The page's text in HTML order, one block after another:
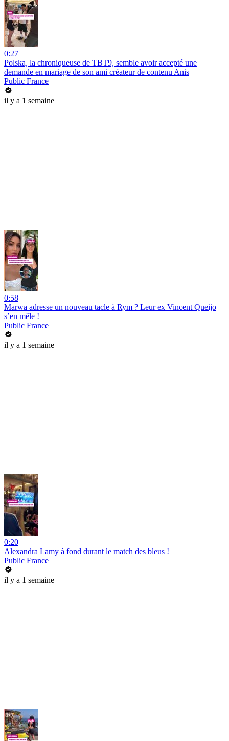
0:27
Polska, la chroniqueuse de TBT9, semble avoir accepté une
demande en mariage de son ami créateur de contenu Anis
Public France
il y a 1 semaine
0:58
Marwa adresse un nouveau tacle à Rym ? Leur ex Vincent Queijo
s’en mêle !
Public France
il y a 1 semaine
0:20
Alexandra Lamy à fond durant le match des bleus !
Public France
il y a 1 semaine